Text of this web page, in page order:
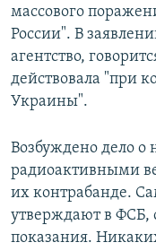
массового
России". В
агентство,
действовала "при
Украины".
Возбуждено дело
радиоактивными
их контрабанде.
утверждают в ФСБ,
показания.